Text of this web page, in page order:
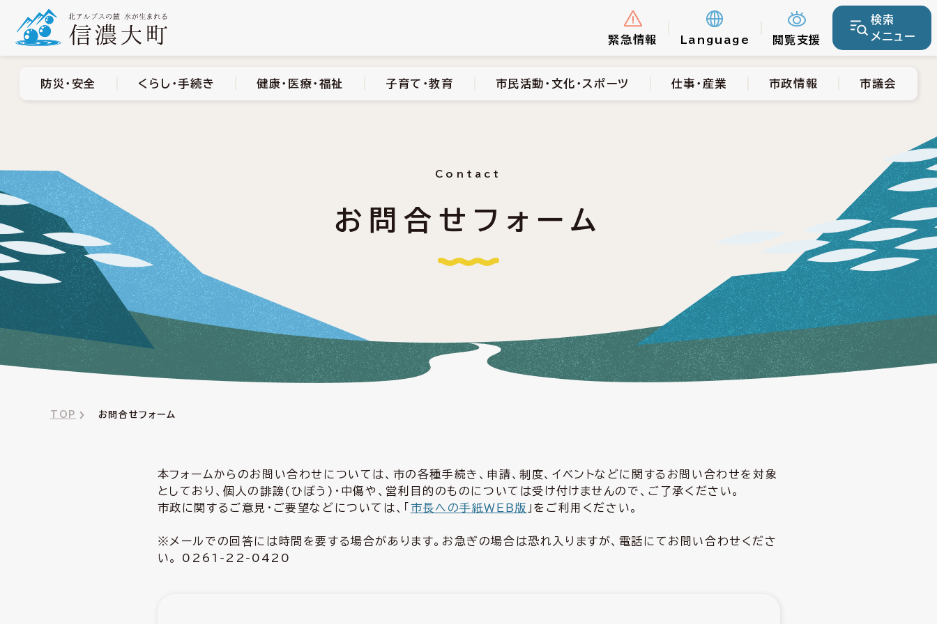
緊急情報 Language 閲覧支援
検索
メニュー
市民活動・文化・スポーツ 市政情報 市議会
防災・安全 くらし・手続き 健康・医療・福祉 子育て・教育 市民活動・文化・スポーツ 仕事・産業 市政情報 市議会
Contact
お問合せフォーム
TOP お問合せフォーム
本フォームからのお問い合わせについては、市の各種手続き、申請、制度、イベントなどに関するお問い合わせを対象
としており、個人の誹謗(ひぼう)・中傷や、営利目的のものについては受け付けませんので、ご了承ください。
市政に関するご意見・ご要望などについては、「 市長への手紙ＷＥＢ版 」をご利用ください。
※メールでの回答には時間を要する場合があります。お急ぎの場合は恐れ入りますが、電話にてお問い合わせくださ
い。 0261-22-0420